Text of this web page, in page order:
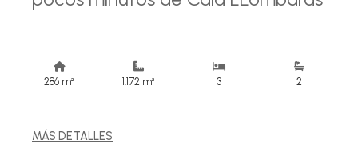
286 m² 1.172 m² 3 2
MÁS DETALLES